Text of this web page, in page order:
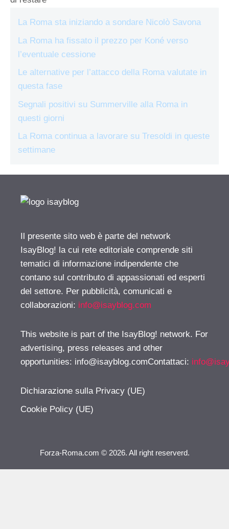
La Roma sta iniziando a sondare Nicolò Savona
La Roma ha fissato il prezzo per Koné verso
l’eventuale cessione
Le alternative per l’attacco della Roma valutate in
questa fase
Segnali positivi su Summerville alla Roma in
questi giorni
La Roma continua a lavorare su Tresoldi in queste
settimane
Il presente sito web è parte del network
IsayBlog! la cui rete editoriale comprende siti
tematici di informazione indipendente che
contano sul contributo di appassionati ed esperti
del settore. Per pubblicità, comunicati e
collaborazioni: info@isayblog.com
This website is part of the IsayBlog! network. For
advertising, press releases and other
opportunities: info@isayblog.comContattaci:
Dichiarazione sulla Privacy (UE)
Cookie Policy (UE)
Forza-Roma.com © 2026. All right reserverd.